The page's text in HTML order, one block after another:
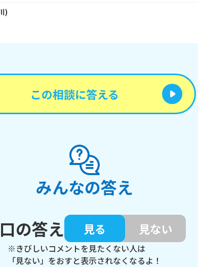
)
この相談に答える
みんなの答え
の答え
見る 見ない
※きびしいコメントを見たくない人は
「見ない」をおすと表示されなくなるよ！